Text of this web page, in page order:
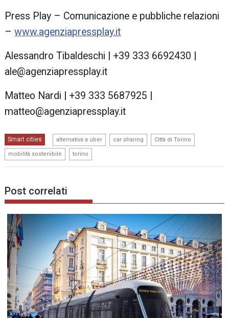
Press Play – Comunicazione e pubbliche relazioni
–www.agenziapressplay.it
Alessandro Tibaldeschi | +39 333 6692430 |
ale@agenziapressplay.it
Matteo Nardi | +39 333 5687925 |
matteo@agenziapressplay.it
Smart cities alternativa a uber car sharing Città di Torino
mobilità sostenibile torino
Post correlati